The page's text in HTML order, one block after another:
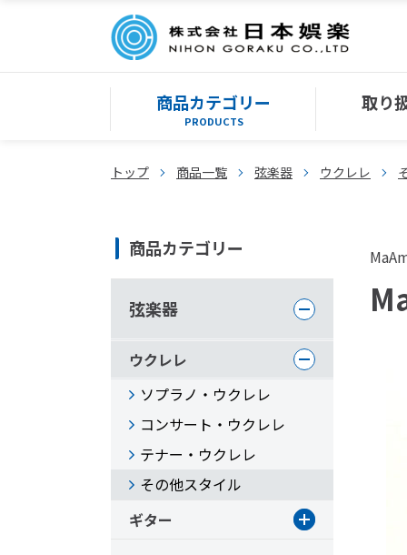
商品カテゴリー
PRODUCTS
取り
トップ 商品一覧 弦楽器 ウクレレ
商品カテゴリー
弦楽器
ウクレレ
ソプラノ・ウクレレ
コンサート・ウクレレ
テナー・ウクレレ
その他スタイル
ギター